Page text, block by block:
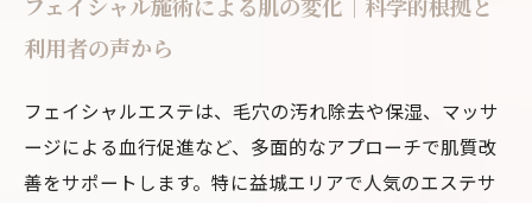
フェイシャル施術による肌の変化｜科学的根拠と
利用者の声から
フェイシャルエステは、毛穴の汚れ除去や保湿、マッサ
ージによる血行促進など、多面的なアプローチで肌質改
善をサポートします。特に益城エリアで人気のエステサ